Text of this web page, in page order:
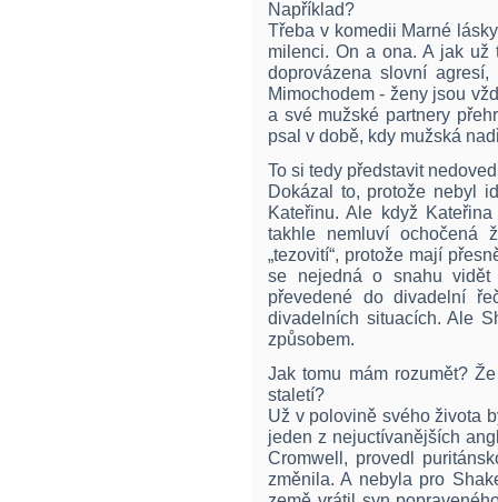
Například?
Třeba v komedii Marné
milenci. On a ona. A jak
doprovázena slovní
Mimochodem - ženy jsou
a své mužské partnery
psal v době, kdy mužská
To si tedy představit
Dokázal to, protože nebyl
Kateřinu. Ale když
takhle nemluví ochočená
„tezovití“, protože mají
se nejedná o snahu
převedené do divadelní
divadelních situacích. Ale
způsobem.
Jak tomu mám rozumět?
staletí?
Už v polovině svého života
jeden z nejuctívanějších
Cromwell, provedl
změnila. A nebyla pro